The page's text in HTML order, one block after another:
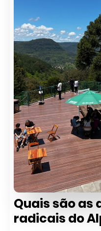
Quais são as
radicais do